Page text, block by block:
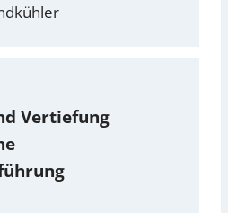
Vertiefung